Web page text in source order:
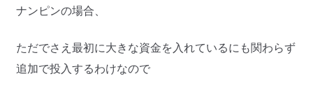
ナンピンの場合、
ただでさえ最初に大きな資金を入れているにも関わらず
追加で投入するわけなので